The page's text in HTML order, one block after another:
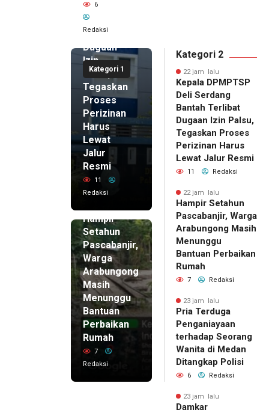
6
Redaksi
Kategori 1
Serdang
Bantah
Terlibat
Dugaan
Izin
Palsu,
Tegaskan
Proses
Perizinan
Harus
Lewat
Jalur
Resmi
11
Redaksi
Hampir
Setahun
Pascabanjir,
Warga
Arabungong
Masih
Menunggu
Bantuan
Perbaikan
Rumah
7
Redaksi
Kategori 2
22 jam lalu
Kepala DPMPTSP
Deli Serdang
Bantah Terlibat
Dugaan Izin Palsu,
Tegaskan Proses
Perizinan Harus
Lewat Jalur Resmi
11 Redaksi
22 jam lalu
Hampir Setahun
Pascabanjir, Warga
Arabungong Masih
Menunggu
Bantuan Perbaikan
Rumah
7 Redaksi
23 jam lalu
Pria Terduga
Penganiayaan
terhadap Seorang
Wanita di Medan
Ditangkap Polisi
6 Redaksi
23 jam lalu
Damkar